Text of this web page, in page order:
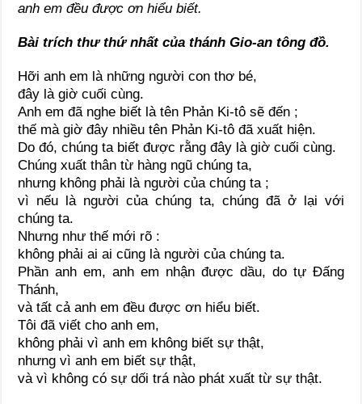
anh em đều được ơn hiểu biết.
Bài trích thư thứ nhất của thánh Gio-an tông đồ.
Hỡi anh em là những người con thơ bé,
đây là giờ cuối cùng.
Anh em đã nghe biết là tên Phản Ki-tô sẽ đến ;
thế mà giờ đây nhiều tên Phản Ki-tô đã xuất hiện.
Do đó, chúng ta biết được rằng đây là giờ cuối cùng.
Chúng xuất thân từ hàng ngũ chúng ta,
nhưng không phải là người của chúng ta ;
vì nếu là người của chúng ta, chúng đã ở lại với
chúng ta.
Nhưng như thế mới rõ :
không phải ai ai cũng là người của chúng ta.
Phần anh em, anh em nhận được dầu, do tự Đấng
Thánh,
và tất cả anh em đều được ơn hiểu biết.
Tôi đã viết cho anh em,
không phải vì anh em không biết sự thật,
nhưng vì anh em biết sự thật,
và vì không có sự dối trá nào phát xuất từ sự thật.